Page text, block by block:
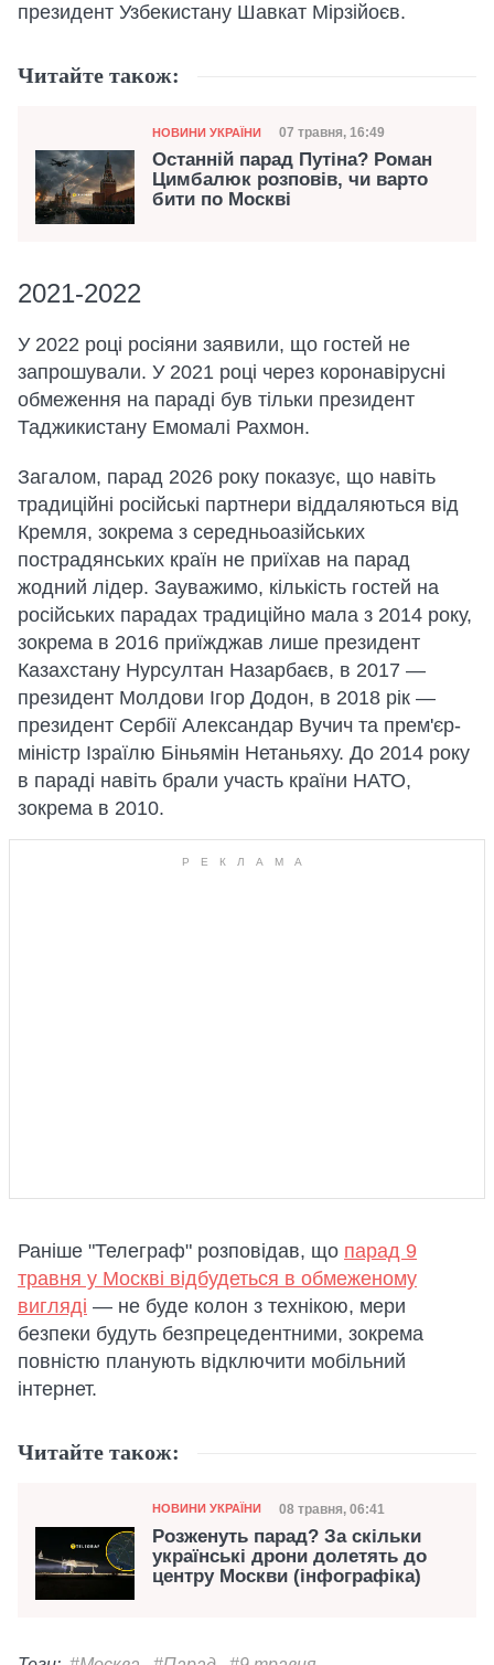
президент Узбекистану Шавкат Мірзійоєв.
Читайте також:
Категорія
НОВИНИ УКРАЇНИ Дата публікації
07 травня, 16:49
Останній парад Путіна? Роман
Цимбалюк розповів, чи варто
бити по Москві
2021-2022
У 2022 році росіяни заявили, що гостей не
запрошували. У 2021 році через коронавірусні
обмеження на параді був тільки президент
Таджикистану Емомалі Рахмон.
Загалом, парад 2026 року показує, що навіть
традиційні російські партнери віддаляються від
Кремля, зокрема з середньоазійських
пострадянських країн не приїхав на парад
жодний лідер. Зауважимо, кількість гостей на
російських парадах традиційно мала з 2014 року,
зокрема в 2016 приїжджав лише президент
Казахстану Нурсултан Назарбаєв, в 2017 —
президент Молдови Ігор Додон, в 2018 рік —
президент Сербії Александар Вучич та прем'єр-
міністр Ізраїлю Біньямін Нетаньяху. До 2014 року
в параді навіть брали участь країни НАТО,
зокрема в 2010.
Раніше "Телеграф" розповідав, що парад 9
травня у Москві відбудеться в обмеженому
вигляді — не буде колон з технікою, мери
безпеки будуть безпрецедентними, зокрема
повністю планують відключити мобільний
інтернет.
Читайте також:
Категорія
НОВИНИ УКРАЇНИ Дата публікації
08 травня, 06:41
Розженуть парад? За скільки
українські дрони долетять до
центру Москви (інфографіка)